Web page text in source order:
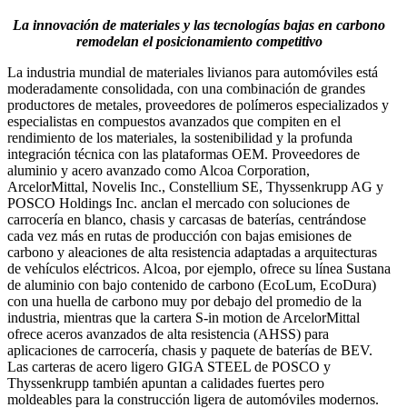
La innovación de materiales y las tecnologías bajas en carbono
remodelan el posicionamiento competitivo
La industria mundial de materiales livianos para automóviles está
moderadamente consolidada, con una combinación de grandes
productores de metales, proveedores de polímeros especializados y
especialistas en compuestos avanzados que compiten en el
rendimiento de los materiales, la sostenibilidad y la profunda
integración técnica con las plataformas OEM. Proveedores de
aluminio y acero avanzado como Alcoa Corporation,
ArcelorMittal, Novelis Inc., Constellium SE, Thyssenkrupp AG y
POSCO Holdings Inc. anclan el mercado con soluciones de
carrocería en blanco, chasis y carcasas de baterías, centrándose
cada vez más en rutas de producción con bajas emisiones de
carbono y aleaciones de alta resistencia adaptadas a arquitecturas
de vehículos eléctricos. Alcoa, por ejemplo, ofrece su línea Sustana
de aluminio con bajo contenido de carbono (EcoLum, EcoDura)
con una huella de carbono muy por debajo del promedio de la
industria, mientras que la cartera S-in motion de ArcelorMittal
ofrece aceros avanzados de alta resistencia (AHSS) para
aplicaciones de carrocería, chasis y paquete de baterías de BEV.
Las carteras de acero ligero GIGA STEEL de POSCO y
Thyssenkrupp también apuntan a calidades fuertes pero
moldeables para la construcción ligera de automóviles modernos.